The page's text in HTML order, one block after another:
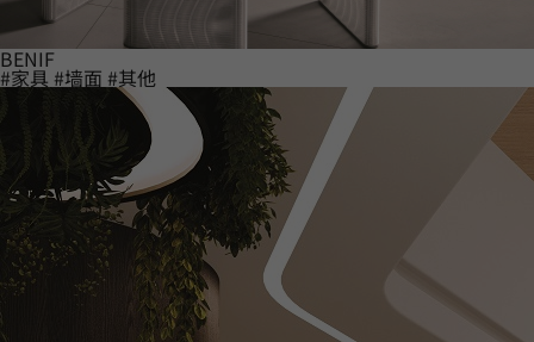
BENIF
#家具 #墙面 #其他